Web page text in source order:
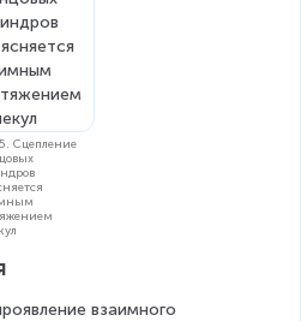
Сцепление
взаимного